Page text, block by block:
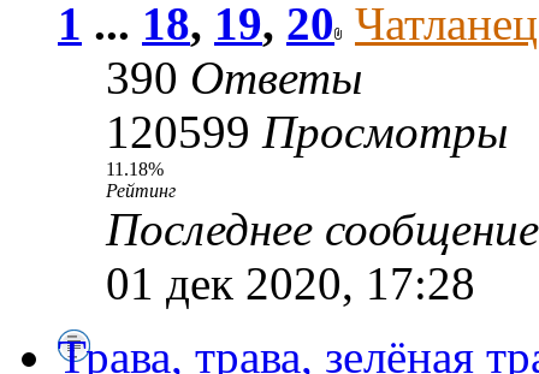
1 ... 18, 19, 20 Чатланец
390 Ответы
120599 Просмотры
11.18%
Рейтинг
Последнее
01 дек 2020, 17:28
Трава, трава, зелёная